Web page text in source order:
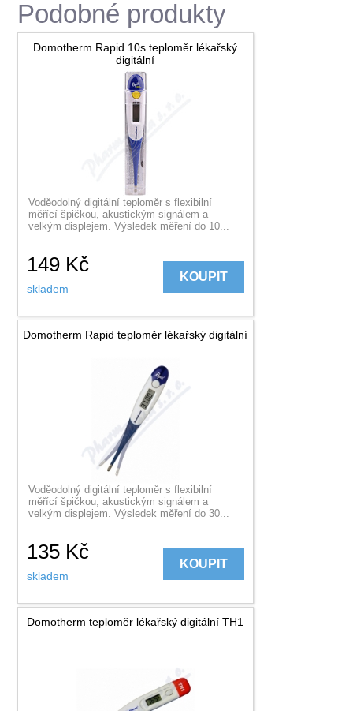
Podobné produkty
Domotherm Rapid 10s teploměr lékařský
digitální
Voděodolný digitální teploměr s flexibilní
měřící špičkou, akustickým signálem a
velkým displejem. Výsledek měření do 10...
149 Kč
skladem
KOUPIT
Domotherm Rapid teploměr lékařský digitální
Voděodolný digitální teploměr s flexibilní
měřící špičkou, akustickým signálem a
velkým displejem. Výsledek měření do 30...
135 Kč
skladem
KOUPIT
Domotherm teploměr lékařský digitální TH1